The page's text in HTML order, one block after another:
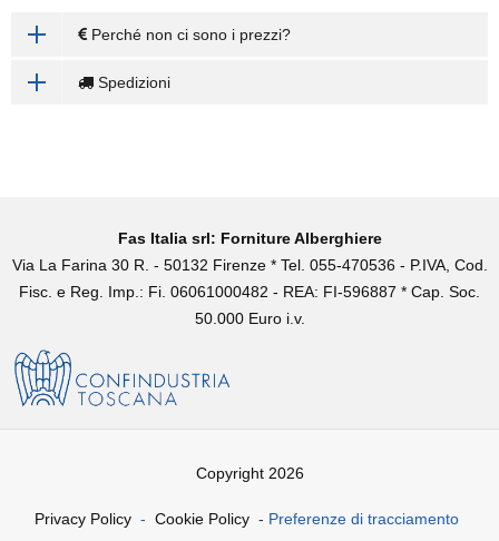
Perché non ci sono i prezzi?
Spedizioni
Fas Italia srl: Forniture Alberghiere
Via La Farina 30 R. - 50132 Firenze * Tel. 055-470536 - P.IVA, Cod.
Fisc. e Reg. Imp.: Fi. 06061000482 - REA: FI-596887 * Cap. Soc.
50.000 Euro i.v.
Copyright 2026
Privacy Policy - Cookie Policy - Preferenze di tracciamento